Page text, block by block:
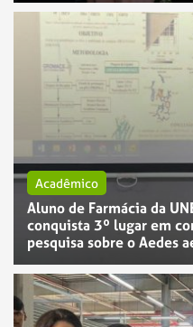
Acadêmico
Aluno de Farmácia da
conquista 3º lugar em
pesquisa sobre o Aedes